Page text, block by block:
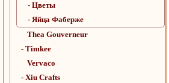
- Цветы
- Яйца Фаберже
Thea Gouverneur
- Timkee
Vervaco
- Xiu Crafts